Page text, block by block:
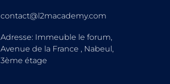
contact@l2macademy.com
Adresse: Immeuble le forum,
Avenue de la France , Nabeul,
3ème étage